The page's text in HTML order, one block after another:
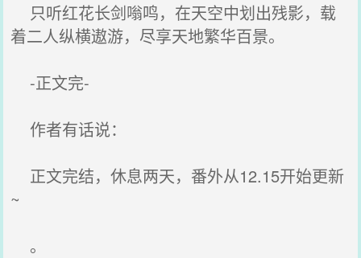
只听红花长剑嗡鸣，在天空中划出残影，载
着二人纵横遨游，尽享天地繁华百景。
-正文完-
作者有话说：
正文完结，休息两天，番外从12.15开始更新
~
。